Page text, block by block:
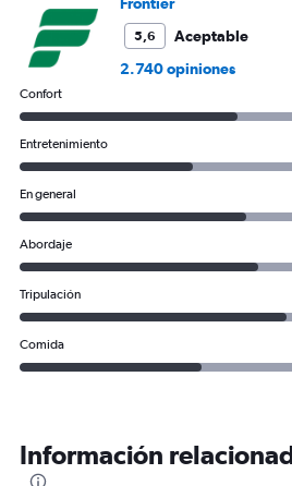
45.
5,6
Aceptable
2.740 opiniones
Confort
Entretenimiento
En general
Abordaje
Tripulación
Comida
Información